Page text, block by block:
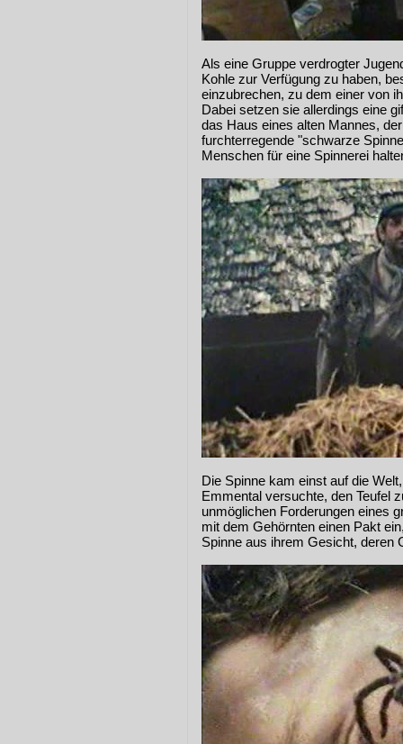
Als eine Gruppe verdrogter
Kohle zur Verfügung zu haben,
einzubrechen, zu dem einer von
Dabei setzen sie allerdings eine
das Haus eines alten Mannes,
furchterregende "schwarze
Menschen für eine Spinnerei
Die Spinne kam einst auf die
Emmental versuchte, den Teufel
unmöglichen Forderungen eines
mit dem Gehörnten einen Pakt
Spinne aus ihrem Gesicht, deren